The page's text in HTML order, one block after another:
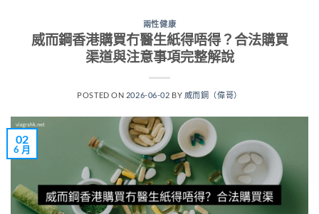
兩性健康
威而鋼香港購買冇醫生紙得唔得？合法購買
渠道與注意事項完整解說
POSTED ON 2026-06-02 BY 威而鋼（偉哥）
02
6 月